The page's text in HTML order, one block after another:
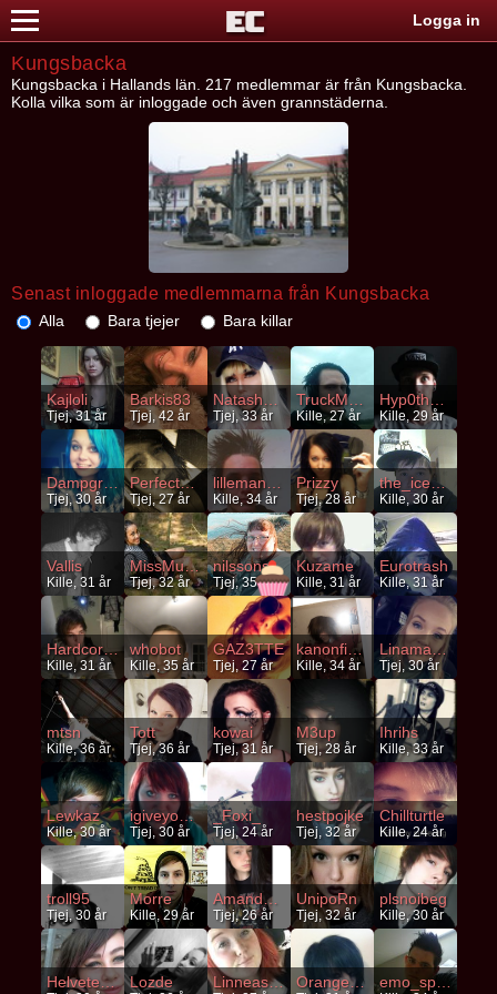
Logga in
Kungsbacka
Kungsbacka i Hallands län. 217 medlemmar är från Kungsbacka.
Kolla vilka som är inloggade och även grannstäderna.
Senast inloggade medlemmarna från Kungsbacka
Alla Bara tjejer Bara killar
Kajloli
Tjej, 31 år
Barkis83
Tjej, 42 år
NatashaGorgeous
Tjej, 33 år
TruckMaister
Kille, 27 år
Hyp0th3rmia
Kille, 29 år
Dampgroda
Tjej, 30 år
PerfectMesss
Tjej, 27 år
lillemann92
Kille, 34 år
Prizzy
Tjej, 28 år
the_iceman
Kille, 30 år
Vallis
Kille, 31 år
MissMulatt
Tjej, 32 år
nilssons1991
Tjej, 35 år
Kuzame
Kille, 31 år
Eurotrash
Kille, 31 år
HardcoreCutter
Kille, 31 år
whobot
Kille, 35 år
GAZ3TTE
Tjej, 27 år
kanonfisken
Kille, 34 år
Linamadelaine96
Tjej, 30 år
mtsn
Kille, 36 år
Tott
Tjej, 36 år
kowai
Tjej, 31 år
M3up
Tjej, 28 år
Ihrihs
Kille, 33 år
Lewkaz
Kille, 30 år
igiveyoumyheart
Tjej, 30 år
_Foxi_
Tjej, 24 år
hestpojke
Tjej, 32 år
Chillturtle
Kille, 24 år
troll95
Tjej, 30 år
Morre
Kille, 29 år
Amandabelmen
Tjej, 26 år
UnipoRn
Tjej, 32 år
plsnoibeg
Kille, 30 år
Helvetes_bby Lozde Linneasvan Orangerim emo_speck